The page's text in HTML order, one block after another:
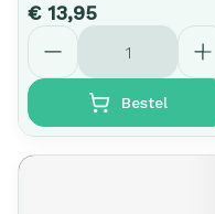
€ 13,95
Aantal
Bestel